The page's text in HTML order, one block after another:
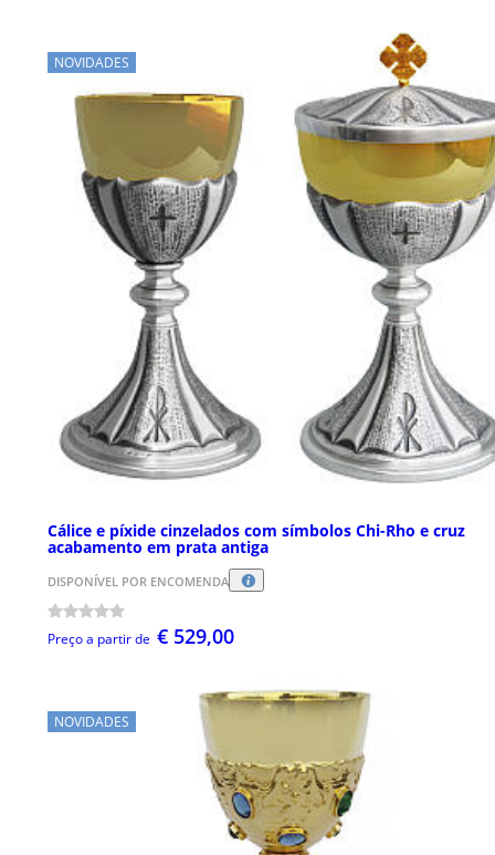
NOVIDADES
Cálice e píxide cinzelados com símbolos Chi-Rho e cruz
acabamento em prata antiga
DISPONÍVEL POR ENCOMENDA
Preço a partir de € 529,00
NOVIDADES